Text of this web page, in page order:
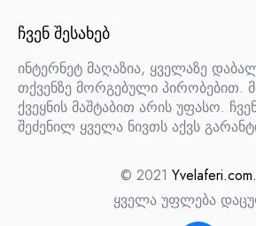
ᲩᲕᲔᲜ ᲨᲔᲡᲐᲮᲔᲑ
ინტერნეტ მაღაზია, ყველაზე
თქვენზე მორგებული პირობებით.
ქვეყნის მაშტაბით არის უფასო.
შეძენილ ყველა ნივთს აქვს
© 2021
ყველა უფლება